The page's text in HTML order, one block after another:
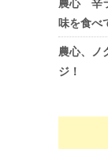
味を食べ
農心、ノ
ジ！